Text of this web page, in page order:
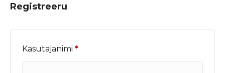
Registreeru
Kasutajanimi *Nõutud